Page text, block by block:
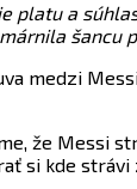
platu a
šancu
medzi
že Messi
si kde strávi